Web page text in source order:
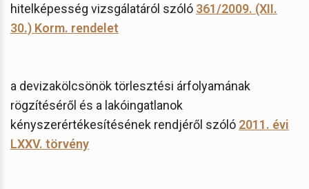
hitelképesség vizsgálatáról szóló 361/2009. (XII.
30.) Korm. rendelet
a devizakölcsönök törlesztési árfolyamának
rögzítéséről és a lakóingatlanok
kényszerértékesítésének rendjéről szóló 2011. évi
LXXV. törvény